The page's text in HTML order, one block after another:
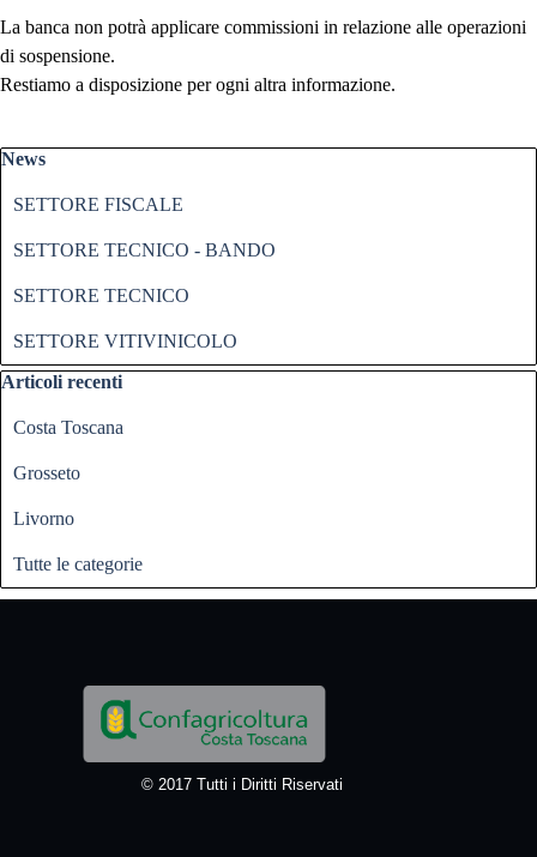
La banca non potrà applicare commissioni in relazione alle operazioni
di sospensione.
Restiamo a disposizione per ogni altra informazione.
Salta blocco News
News
SETTORE FISCALE
SETTORE TECNICO - BANDO
SETTORE TECNICO
SETTORE VITIVINICOLO
Salta blocco Articoli recenti
Articoli recenti
Costa Toscana
Grosseto
Livorno
Tutte le categorie
© 2017 Tutti i Diritti Riservati